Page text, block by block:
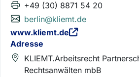
+49 (30) 8871 54 20
berlin@kliemt.de
www.kliemt.de
Adresse
KLIEMT.Arbeitsrecht
Rechtsanwälten mbB